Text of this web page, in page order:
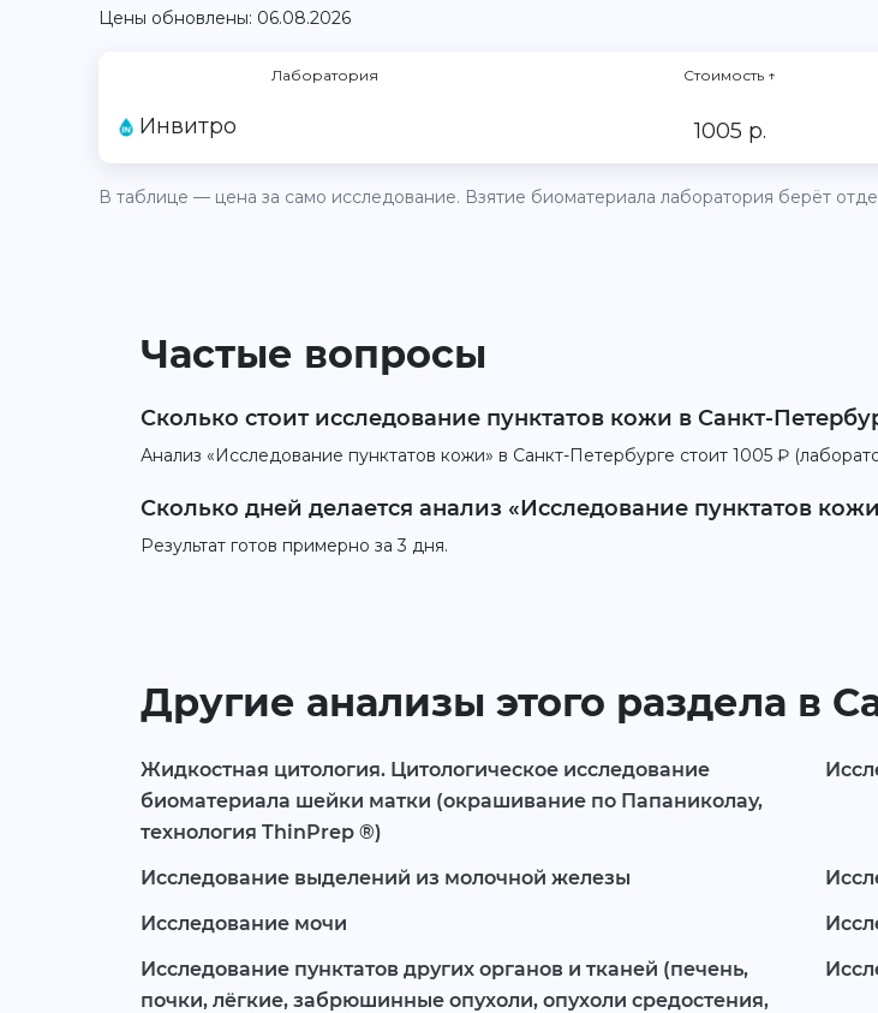
Цены обновлены: 06.08.2026
Лаборатория Стоимость ↑
Инвитро 1005 р.
В таблице — цена за само исследование. Взятие биоматериала лаборатория берёт
Частые вопросы
Сколько стоит исследование пунктатов кожи в Санкт-
Анализ «Исследование пунктатов кожи» в Санкт-Петербурге стоит 1005 ₽
Сколько дней делается анализ «Исследование пунктатов
Результат готов примерно за 3 дня.
Другие анализы этого раздела в
Жидкостная цитология. Цитологическое исследование
биоматериала шейки матки (окрашивание по Папаниколау,
технология ThinPrep ®)
Исследование выделений из молочной железы
Исследование мочи
Исследование пунктатов других органов и тканей (печень,
почки, лёгкие, забрюшинные опухоли, опухоли средостения,